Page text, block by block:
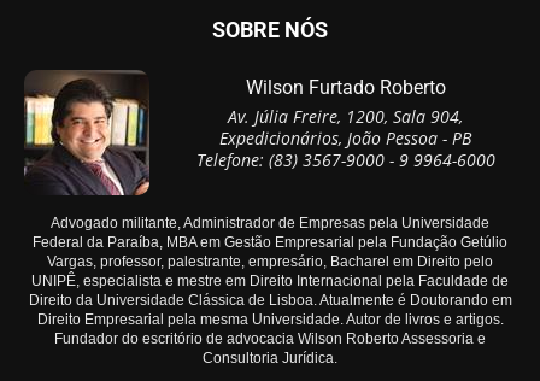
SOBRE NÓS
Wilson Furtado Roberto
Av. Júlia Freire, 1200, Sala 904,
Expedicionários, João Pessoa - PB
Telefone: (83) 3567-9000 - 9 9964-6000
Advogado militante, Administrador de Empresas pela Universidade
Federal da Paraíba, MBA em Gestão Empresarial pela Fundação Getúlio
Vargas, professor, palestrante, empresário, Bacharel em Direito pelo
UNIPÊ, especialista e mestre em Direito Internacional pela Faculdade de
Direito da Universidade Clássica de Lisboa. Atualmente é Doutorando em
Direito Empresarial pela mesma Universidade. Autor de livros e artigos.
Fundador do escritório de advocacia Wilson Roberto Assessoria e
Consultoria Jurídica.